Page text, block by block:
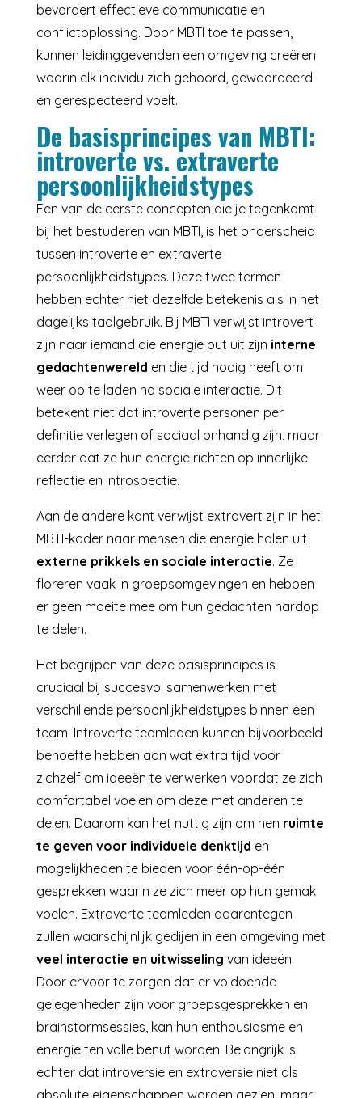
bevordert effectieve communicatie en
conflictoplossing. Door MBTI toe te passen,
kunnen leidinggevenden een omgeving creëren
waarin elk individu zich gehoord, gewaardeerd
en gerespecteerd voelt.
De basisprincipes van MBTI:
introverte vs. extraverte
persoonlijkheidstypes
Een van de eerste concepten die je tegenkomt
bij het bestuderen van MBTI, is het onderscheid
tussen introverte en extraverte
persoonlijkheidstypes. Deze twee termen
hebben echter niet dezelfde betekenis als in het
dagelijks taalgebruik. Bij MBTI verwijst introvert
zijn naar iemand die energie put uit zijn interne
gedachtenwereld en die tijd nodig heeft om
weer op te laden na sociale interactie. Dit
betekent niet dat introverte personen per
definitie verlegen of sociaal onhandig zijn, maar
eerder dat ze hun energie richten op innerlijke
reflectie en introspectie.
Aan de andere kant verwijst extravert zijn in het
MBTI-kader naar mensen die energie halen uit
externe prikkels en sociale interactie. Ze
floreren vaak in groepsomgevingen en hebben
er geen moeite mee om hun gedachten hardop
te delen.
Het begrijpen van deze basisprincipes is
cruciaal bij succesvol samenwerken met
verschillende persoonlijkheidstypes binnen een
team. Introverte teamleden kunnen bijvoorbeeld
behoefte hebben aan wat extra tijd voor
zichzelf om ideeën te verwerken voordat ze zich
comfortabel voelen om deze met anderen te
delen. Daarom kan het nuttig zijn om hen ruimte
te geven voor individuele denktijd en
mogelijkheden te bieden voor één-op-één
gesprekken waarin ze zich meer op hun gemak
voelen. Extraverte teamleden daarentegen
zullen waarschijnlijk gedijen in een omgeving met
veel interactie en uitwisseling van ideeën.
Door ervoor te zorgen dat er voldoende
gelegenheden zijn voor groepsgesprekken en
brainstormsessies, kan hun enthousiasme en
energie ten volle benut worden. Belangrijk is
echter dat introversie en extraversie niet als